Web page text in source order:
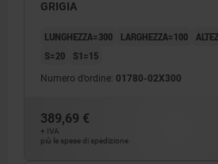
GRIGIA
LUNGHEZZA=300 LARGHEZZA=100
S=20
S1=15
Numero d’ordine: 01780-02X300
389,69 €
+ IVA
più le spese di spedizione